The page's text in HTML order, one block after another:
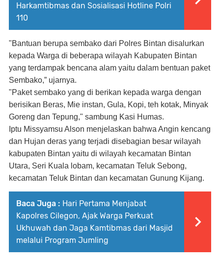
Harkamtibmas dan Sosialisasi Hotline Polri
110
"Bantuan berupa sembako dari Polres Bintan disalurkan
kepada Warga di beberapa wilayah Kabupaten Bintan
yang terdampak bencana alam yaitu dalam bentuan paket
Sembako,” ujarnya.
"Paket sembako yang di berikan kepada warga dengan
berisikan Beras, Mie instan, Gula, Kopi, teh kotak, Minyak
Goreng dan Tepung," sambung Kasi Humas.
Iptu Missyamsu Alson menjelaskan bahwa Angin kencang
dan Hujan deras yang terjadi disebagian besar wilayah
kabupaten Bintan yaitu di wilayah kecamatan Bintan
Utara, Seri Kuala lobam, kecamatan Teluk Sebong,
kecamatan Teluk Bintan dan kecamatan Gunung Kijang.
Baca Juga : Hari Pertama Menjabat
Kapolres Cilegon, Ajak Warga Perkuat
Ukhuwah dan Jaga Kamtibmas dari Masjid
melalui Program Jumling